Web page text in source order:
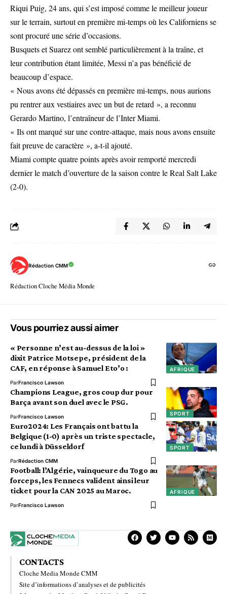
Riqui Puig, 24 ans, qui s’est imposé comme le meilleur joueur
sur le terrain, surtout en première mi-temps où les Californiens se
sont procuré une série d’occasions.
Busquets et Suarez ont semblé particulièrement à la traîne, et
leur contribution étant limitée, Messi n’a pas bénéficié de
beaucoup d’espace.
« Nous avons été dépassés en première mi-temps, nous aurions
pu rentrer aux vestiaires avec un but de retard », a reconnu
Gerardo Martino, l’entraîneur de l’Inter Miami.
« Ils ont marqué sur une contre-attaque, mais nous avons ensuite
fait preuve de caractère », a-t-il ajouté.
Miami compte quatre points après avoir remporté mercredi
dernier le match d’ouverture de la saison contre le Real Salt Lake
(2-0).
Rédaction CMM
Rédaction Cloche Média Monde
Vous pourriez aussi aimer
AFRIQUE
« Personne n’est au-dessus de la loi »
dixit Patrice Motsepe, président de la
CAF, en réponse à Samuel Eto’o :
ParFrancisco Lawson
SPORT
Champions League, gros coup dur pour
Barça avant son duel avec le PSG.
ParFrancisco Lawson
SPORT
Euro2024: Les Français ont battu la
Belgique (1-0) après un triste spectacle,
ce lundi à Düsseldorf
ParRédaction CMM
AFRIQUE
Football: l’Algérie, vainqueure du Togo au
forceps, les Fennecs valident ainsi leur
ticket pour la CAN 2025 au Maroc.
ParFrancisco Lawson
CONTACTS
Cloche Media Monde CMM
Site d’informations d’analyses et de publicités